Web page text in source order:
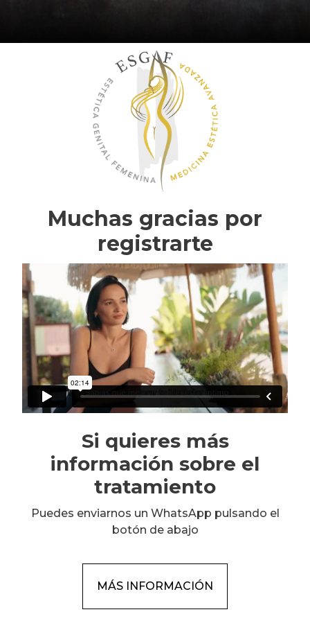
contenido
Muchas gracias por
registrarte
Si quieres más
información sobre el
tratamiento
Puedes enviarnos un WhatsApp pulsando el
botón de abajo
MÁS INFORMACIÓN